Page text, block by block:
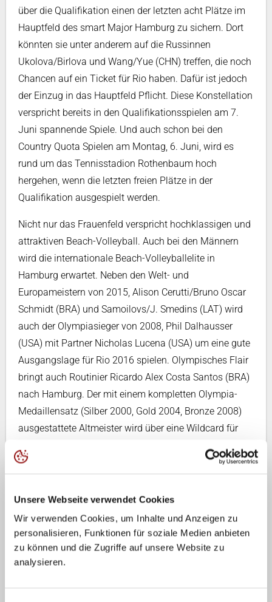
Unsere Webseite verwendet Cookies
Wir verwenden Cookies, um Inhalte und Anzeigen zu
personalisieren, Funktionen für soziale Medien anbieten
zu können und die Zugriffe auf unsere Website zu
analysieren.
über die Qualifikation einen der letzten acht Plätze im
Hauptfeld des smart Major Hamburg zu sichern. Dort
könnten sie unter anderem auf die Russinnen
Ukolova/Birlova und Wang/Yue (CHN) treffen, die noch
Chancen auf ein Ticket für Rio haben. Dafür ist jedoch
der Einzug in das Hauptfeld Pflicht. Diese Konstellation
verspricht bereits in den Qualifikationsspielen am 7.
Juni spannende Spiele. Und auch schon bei den
Country Quota Spielen am Montag, 6. Juni, wird es
rund um das Tennisstadion Rothenbaum hoch
hergehen, wenn die letzten freien Plätze in der
Qualifikation ausgespielt werden.
Nicht nur das Frauenfeld verspricht hochklassigen und
attraktiven Beach-Volleyball. Auch bei den Männern
wird die internationale Beach-Volleyballelite in
Hamburg erwartet. Neben den Welt- und
Europameistern von 2015, Alison Cerutti/Bruno Oscar
Schmidt (BRA) und Samoilovs/J. Smedins (LAT) wird
auch der Olympiasieger von 2008, Phil Dalhausser
(USA) mit Partner Nicholas Lucena (USA) um eine gute
Ausgangslage für Rio 2016 spielen. Olympisches Flair
bringt auch Routinier Ricardo Alex Costa Santos (BRA)
nach Hamburg. Der mit einem kompletten Olympia-
Medaillensatz (Silber 2000, Gold 2004, Bronze 2008)
ausgestattete Altmeister wird über eine Wildcard für
(BRA) auf Punktejagd gehen. Als weitere Favoriten auf
Weltmeister von 2013, Brouwer/Meeuwsen (NED) und
die Brasilianer Evandro/Pedro Solberg an den Start.
Der smart Major Hamburg ist das letzte Turnier, das in
das Olympiaqualifikationsranking für die Spiele an der